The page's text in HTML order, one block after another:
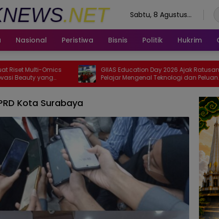
Sabtu, 8 Agustus
Nasional Peristiwa Bisnis Politik Hukrim
GIIAS Education Day 2026 Ajak Ratusan
Pelajar Mengenal Teknologi dan Peluang
Karier Industri Otomotif
Kota Surabaya